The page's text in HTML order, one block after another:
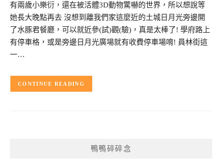
有兩歲小樂衍，還在被活體3D動物驚嚇的世界，所以想說等
她長大晚點再去 沒想到離我們家這麼近的土城日月光旁邊開
了水豚君餐廳，可以就近參(試)觀(驗)，真是太棒了! 學府路上
有停車格，或是旁邊日月光廣場就有收費停車場唷! 員林街這
一…
CONTINUE READING
鴨鴨碎碎念